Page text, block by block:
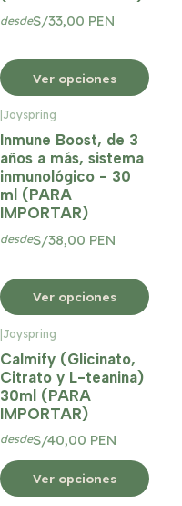
desdeS/33,00 PEN
Ver opciones
Joyspring
Inmune Boost, de 3
años a más, sistema
inmunológico - 30
ml (PARA
IMPORTAR)
desdeS/38,00 PEN
Ver opciones
|Joyspring
Calmify (Glicinato,
Citrato y L-teanina)
30ml (PARA
IMPORTAR)
desdeS/40,00 PEN
Ver opciones